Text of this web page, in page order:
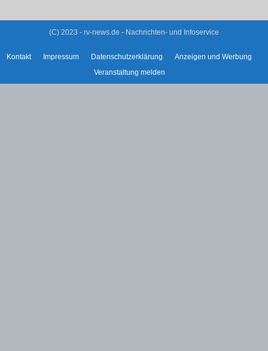
(C) 2023 - rv-news.de - Nachrichten- und Infoservice
Kontakt Impressum Datenschutzerklärung
Anzeigen und Werbung
Veranstaltung melden